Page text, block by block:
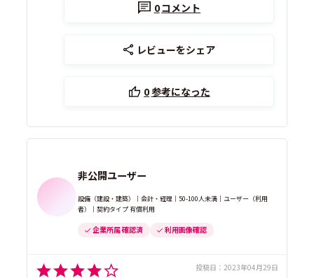
0コメント
レビューをシェア
0参考になった
非公開ユーザー
設備（建設・建築）｜会計・経理｜50-100人未満｜ユーザー（利用
者）｜契約タイプ 有償利用
企業所属 確認済 利用画像確認
投稿日： 2023年04月29日